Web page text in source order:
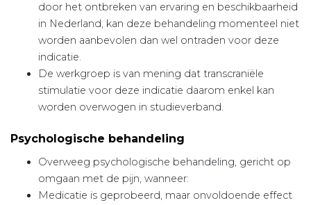
door het ontbreken van ervaring en beschikbaarheid
in Nederland, kan deze behandeling momenteel niet
worden aanbevolen dan wel ontraden voor deze
indicatie.
De werkgroep is van mening dat transcraniële
stimulatie voor deze indicatie daarom enkel kan
worden overwogen in studieverband.
Psychologische behandeling
Overweeg psychologische behandeling, gericht op
omgaan met de pijn, wanneer:
Medicatie is geprobeerd, maar onvoldoende effect